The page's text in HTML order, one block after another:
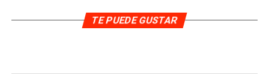
TE PUEDE GUSTAR